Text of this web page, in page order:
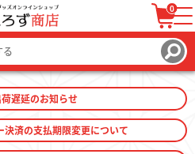
0
カートを見る
遅延のお知らせ
決済の支払期限変更について